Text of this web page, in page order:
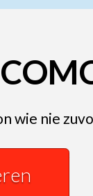
wie nie